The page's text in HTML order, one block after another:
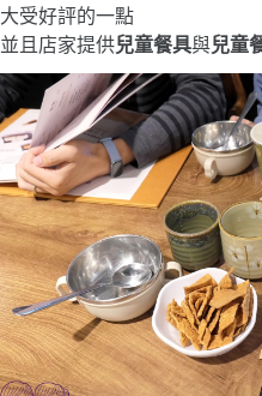
大受好評的一點
並且店家提供兒童餐具與兒童